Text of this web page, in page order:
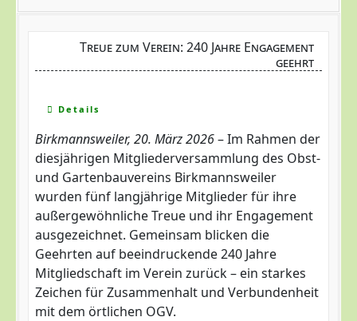
Treue zum Verein: 240 Jahre Engagement
geehrt
Details
Birkmannsweiler, 20. März 2026– Im Rahmen der
diesjährigen Mitgliederversammlung des Obst-
und Gartenbauvereins Birkmannsweiler
wurden fünf langjährige Mitglieder für ihre
außergewöhnliche Treue und ihr Engagement
ausgezeichnet. Gemeinsam blicken die
Geehrten auf beeindruckende 240 Jahre
Mitgliedschaft im Verein zurück – ein starkes
Zeichen für Zusammenhalt und Verbundenheit
mit dem örtlichen OGV.